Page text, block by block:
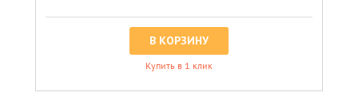
В КОРЗИНУ
Купить в 1 клик